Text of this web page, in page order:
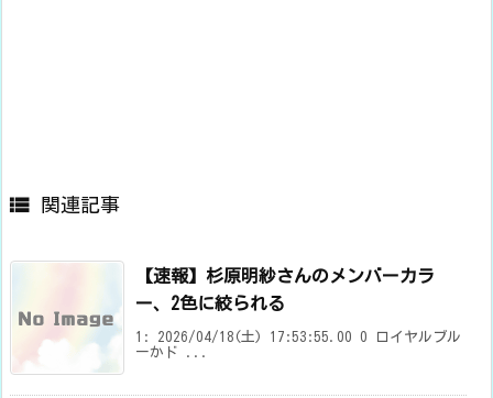
 関連記事
【速報】杉原明紗さんのメンバーカラ
ー、2色に絞られる
1: 2026/04/18(土) 17:53:55.00 0 ロイヤルブル
ーかド ...